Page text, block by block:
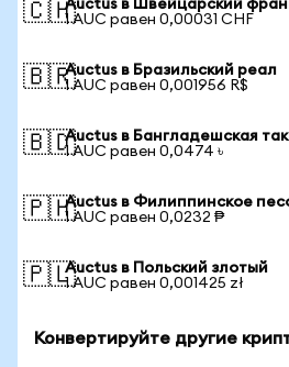
🇨🇭Auctus в Швейцарский
1 AUC равен 0,00031 CHF
🇧🇷Auctus в Бразильский реал
1 AUC равен 0,001956 R$
🇧🇩Auctus в Бангладешская
1 AUC равен 0,0474 ৳
🇵🇭Auctus в Филиппинское
1 AUC равен 0,0232 ₱
🇵🇱Auctus в Польский злотый
1 AUC равен 0,001425 zł
Конвертируйте другие